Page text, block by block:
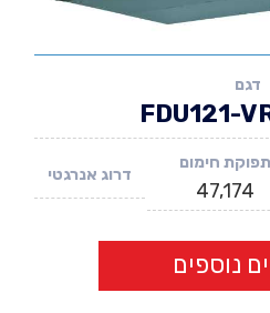
דגם
FDU121-
תפוקת חימום
47,174
דרוג אנרגטי
נוספים